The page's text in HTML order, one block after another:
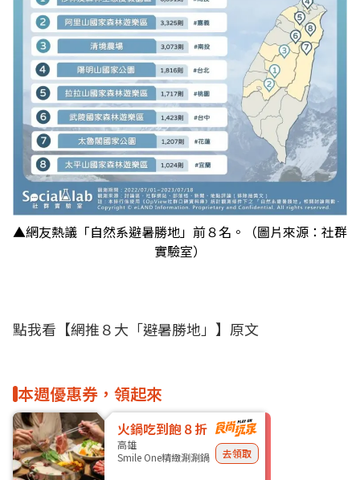
▲網友熱議「自然系避暑勝地」前８名。（圖片來源：社群
實驗室）
點我看【網推８大「避暑勝地」 】原文
本週優惠券，領起來
火鍋吃到飽８折
高雄
Smile One精緻涮涮鍋
去領取